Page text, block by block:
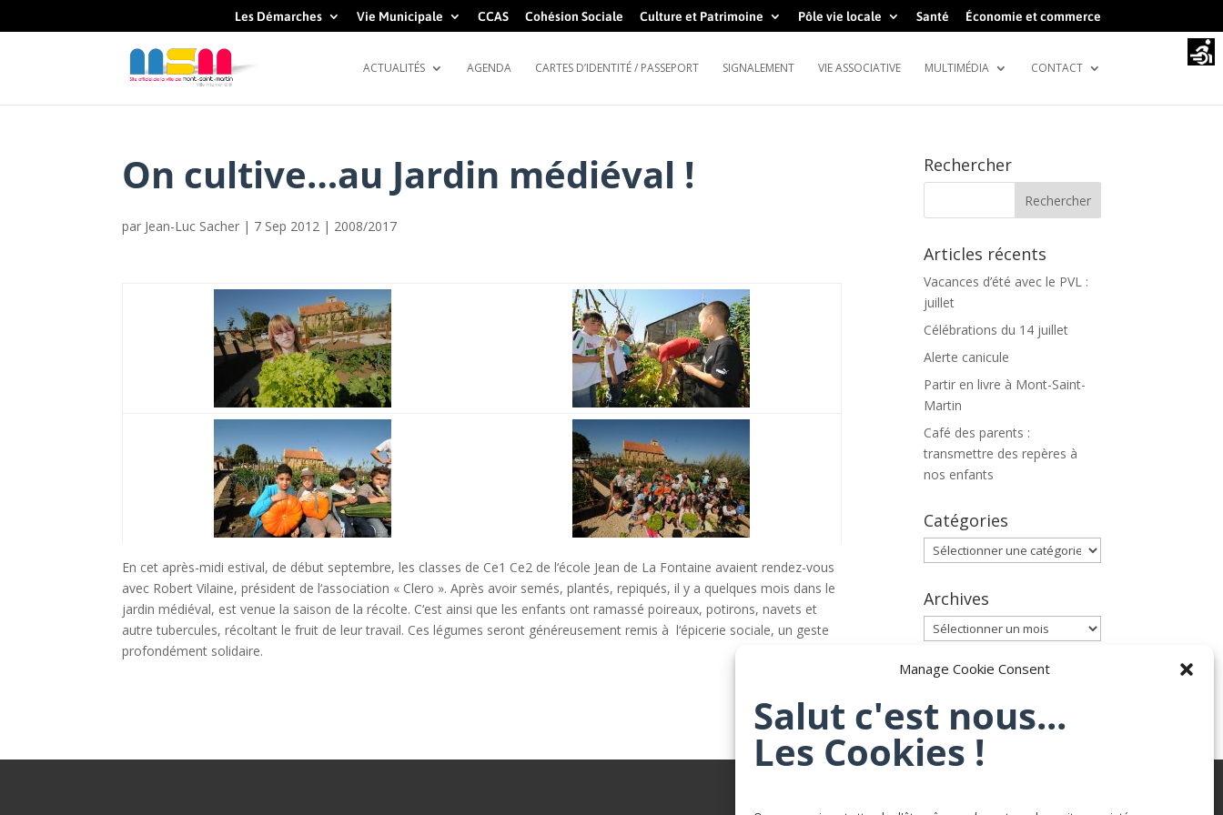
Manage Cookie Consent
Salut c'est nous...
Les Cookies !
Les Démarches Vie Municipale CCAS Cohésion Sociale Culture et Patrimoine Pôle vie locale Santé Économie et commerce
ACTUALITÉS AGENDA CARTES D’IDENTITÉ / PASSEPORT SIGNALEMENT VIE ASSOCIATIVE MULTIMÉDIA CONTACT
On cultive…au Jardin médiéval !
par Jean-Luc Sacher | 7 Sep 2012 | 2008/2017
En cet après-midi estival, de début septembre, les classes de Ce1 Ce2 de l‘école Jean de La Fontaine avaient rendez-vous
avec Robert Vilaine, président de l‘association « Clero ». Après avoir semés, plantés, repiqués, il y a quelques mois dans le
jardin médiéval, est venue la saison de la récolte. C‘est ainsi que les enfants ont ramassé poireaux, potirons, navets et
autre tubercules, récoltant le fruit de leur travail. Ces légumes seront généreusement remis à l‘épicerie sociale, un geste
profondément solidaire.
Rechercher
Articles récents
Vacances d’été avec le PVL :
juillet
Célébrations du 14 juillet
Alerte canicule
Partir en livre à Mont-Saint-
Martin
Café des parents :
transmettre des repères à
nos enfants
Catégories
Catégories
Archives
Archives